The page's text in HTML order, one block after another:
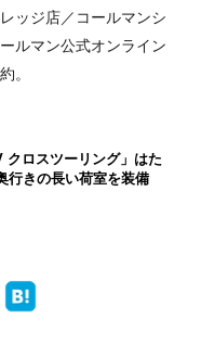
ッジ店／コールマンシ
ルマン公式オンライン
。
クロスツーリング」はた
行きの長い荷室を装備